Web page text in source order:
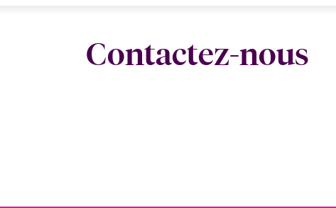
Contactez-nous